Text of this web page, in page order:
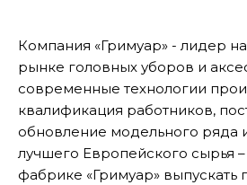
Компания «Гримуар» - лидер
рынке головных уборов и
современные технологии
квалификация работников,
обновление модельного ряда
лучшего Европейского сырья
фабрике «Гримуар» выпускать